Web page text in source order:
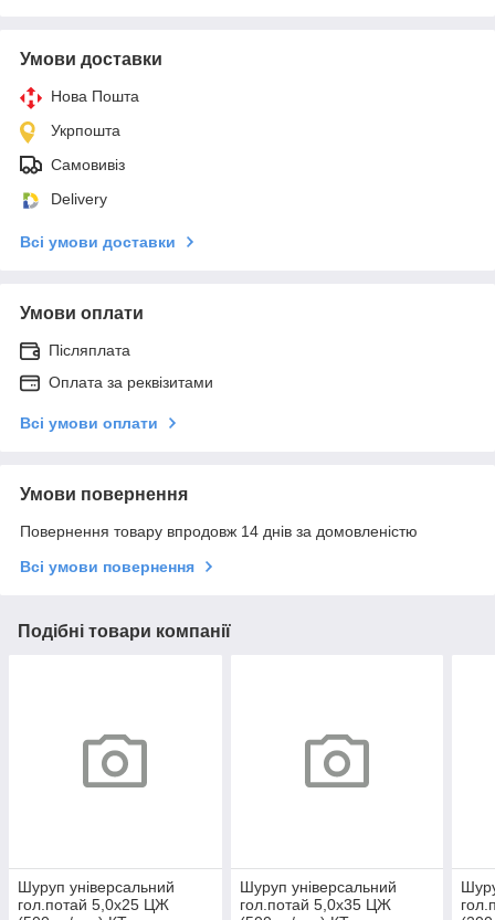
Умови доставки
Нова Пошта
Укрпошта
Самовивіз
Delivery
Всі умови доставки
Умови оплати
Післяплата
Оплата за реквізитами
Всі умови оплати
Умови повернення
Повернення товару впродовж 14 днів за домовленістю
Всі умови повернення
Подібні товари компанії
Шуруп універсальний
гол.потай 5,0х25 ЦЖ
Шуруп універсальний
гол.потай 5,0х35 ЦЖ